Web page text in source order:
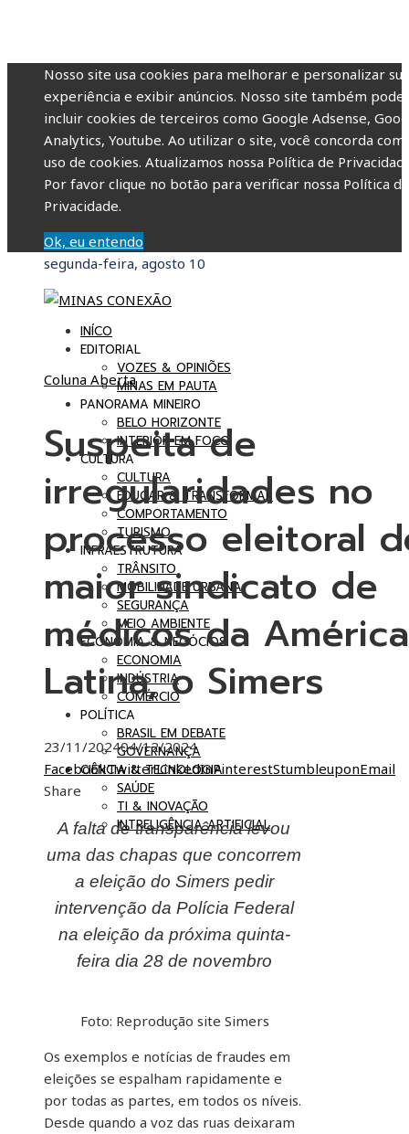
Nosso site usa cookies para melhorar e personalizar sua
experiência e exibir anúncios. Nosso site também pode
incluir cookies de terceiros como Google Adsense,
Analytics, Youtube. Ao utilizar o site, você concorda com
uso de cookies. Atualizamos nossa Política de
Por favor clique no botão para verificar nossa Política de
Privacidade.
Ok, eu entendo
segunda-feira, agosto 10
INÍCO
EDITORIAL
VOZES & OPINIÕES
MINAS EM PAUTA
PANORAMA MINEIRO
BELO HORIZONTE
INTERIOR EM FOCO
CULTURA
CULTURA
EDUCAR & TRANSFORMAR
COMPORTAMENTO
TURISMO
INFRAESTRUTURA
TRÂNSITO
MOBILIDADE URBANA
SEGURANÇA
MEIO AMBIENTE
ECONOMIA & NEGÓCIOS
ECONOMIA
INDÚSTRIA
COMÉRCIO
POLÍTICA
BRASIL EM DEBATE
GOVERNANÇA
CIÊNCIA & TECNOLOGIA
SAÚDE
TI & INOVAÇÃO
INTRELIGÊNCIA ARTIFICIAL
Coluna Aberta
Suspeita de
irregularidades no
processo eleitoral
maior sindicato de
médicos da América
Latina, o Simers
23/11/202404/12/2024
FacebookTwitterLinkedInPinterestStumbleuponEmail
Share
A falta de transparência levou
uma das chapas que concorrem
a eleição do Simers pedir
intervenção da Polícia Federal
na eleição da próxima quinta-
feira dia 28 de novembro
Foto: Reprodução site Simers
Os exemplos e notícias de fraudes em
eleições se espalham rapidamente e
por todas as partes, em todos os níveis.
Desde quando a voz das ruas deixaram